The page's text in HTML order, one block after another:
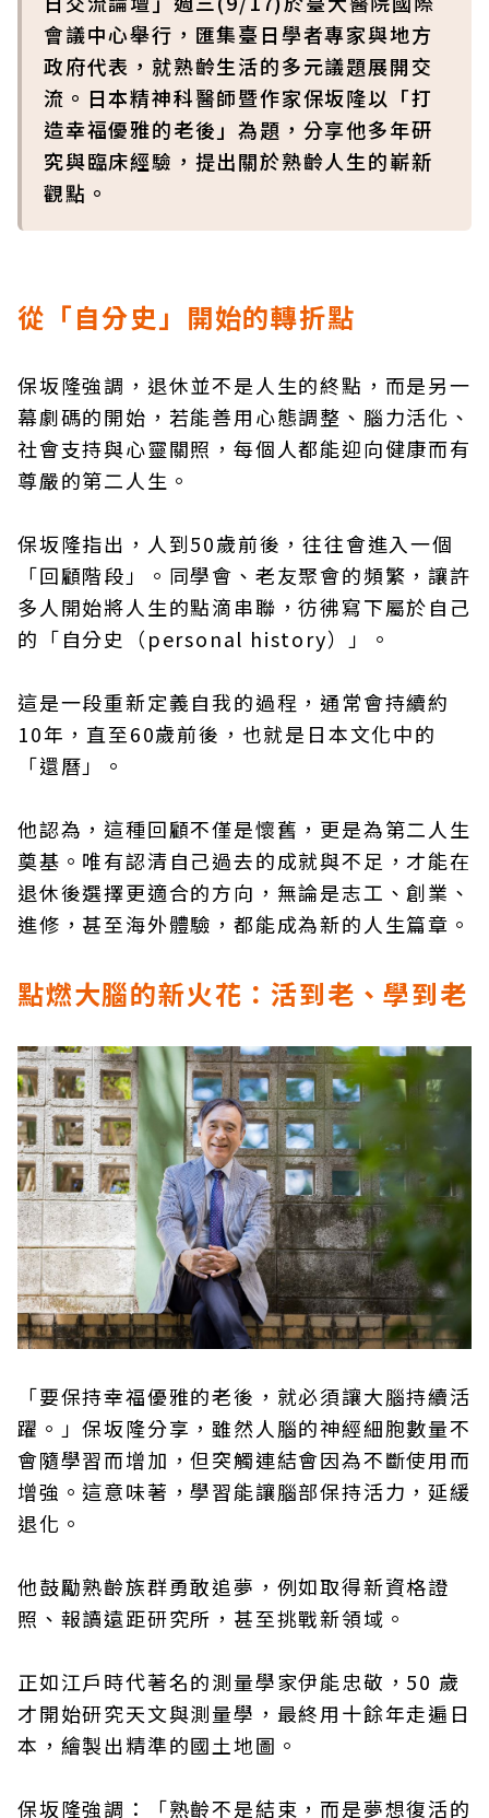
會議中心舉行，匯集臺日學者專家與地方
政府代表，就熟齡生活的多元議題展開交
流。日本精神科醫師暨作家保坂隆以「打
造幸福優雅的老後」為題，分享他多年研
究與臨床經驗，提出關於熟齡人生的嶄新
觀點。
從「自分史」開始的轉折點
保坂隆強調，退休並不是人生的終點，而是另一
幕劇碼的開始，若能善用心態調整、腦力活化、
社會支持與心靈關照，每個人都能迎向健康而有
尊嚴的第二人生。
保坂隆指出，人到50歲前後，往往會進入一個
「回顧階段」。同學會、老友聚會的頻繁，讓許
多人開始將人生的點滴串聯，彷彿寫下屬於自己
的「自分史（personal history）」。
這是一段重新定義自我的過程，通常會持續約
10年，直至60歲前後，也就是日本文化中的
「還曆」。
他認為，這種回顧不僅是懷舊，更是為第二人生
奠基。唯有認清自己過去的成就與不足，才能在
退休後選擇更適合的方向，無論是志工、創業、
進修，甚至海外體驗，都能成為新的人生篇章。
點燃大腦的新火花：活到老、學到老
「要保持幸福優雅的老後，就必須讓大腦持續活
躍。」保坂隆分享，雖然人腦的神經細胞數量不
會隨學習而增加，但突觸連結會因為不斷使用而
增強。這意味著，學習能讓腦部保持活力，延緩
退化。
他鼓勵熟齡族群勇敢追夢，例如取得新資格證
照、報讀遠距研究所，甚至挑戰新領域。
正如江戶時代著名的測量學家伊能忠敬，50 歲
才開始研究天文與測量學，最終用十餘年走遍日
本，繪製出精準的國土地圖。
保坂隆強調：「熟齡不是結束，而是夢想復活的